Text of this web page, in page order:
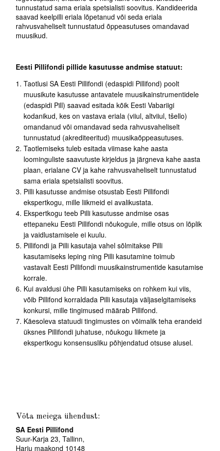
tunnustatud sama eriala spetsialisti soovitus. Kandideerida
saavad keelpilli eriala lõpetanud või seda eriala
rahvusvaheliselt tunnustatud õppeasutuses omandavad
muusikud.
Eesti Pillifondi pillide kasutusse andmise statuut:
Taotlusi SA Eesti Pillifondi (edaspidi Pillifond) poolt
muusikute kasutusse antavatele muusikainstrumentidele
(edaspidi Pill) saavad esitada kõik Eesti Vabariigi
kodanikud, kes on vastava eriala (viiul, altviiul, tšello)
omandanud või omandavad seda rahvusvaheliselt
tunnustatud (akrediteeritud) muusikaõppeasutuses.
Taotlemiseks tuleb esitada viimase kahe aasta
loominguliste saavutuste kirjeldus ja järgneva kahe aasta
plaan, erialane CV ja kahe rahvusvaheliselt tunnustatud
sama eriala spetsialisti soovitus.
Pilli kasutusse andmise otsustab Eesti Pillifondi
ekspertkogu, mille liikmeid ei avalikustata.
Ekspertkogu teeb Pilli kasutusse andmise osas
ettepaneku Eesti Pillifondi nõukogule, mille otsus on lõplik
ja vaidlustamisele ei kuulu.
Pillifondi ja Pilli kasutaja vahel sõlmitakse Pilli
kasutamiseks leping ning Pilli kasutamine toimub
vastavalt Eesti Pillifondi muusikainstrumentide kasutamise
korrale.
Kui avaldusi ühe Pilli kasutamiseks on rohkem kui viis,
võib Pillifond korraldada Pilli kasutaja väljaselgitamiseks
konkursi, mille tingimused määrab Pillifond.
Käesoleva statuudi tingimustes on võimalik teha erandeid
üksnes Pillifondi juhatuse, nõukogu liikmete ja
ekspertkogu konsensusliku põhjendatud otsuse alusel.
Võta meiega ühendust:
SA Eesti Pillifond
Suur-Karja 23, Tallinn,
Harju maakond 10148